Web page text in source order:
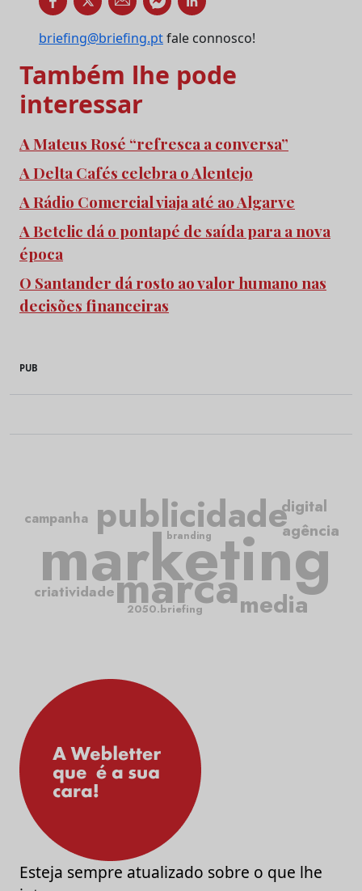
briefing@briefing.ptfale connosco!
Também lhe pode
interessar
A Mateus Rosé “refresca a conversa”
A Delta Cafés celebra o Alentejo
A Rádio Comercial viaja até ao Algarve
A Betclic dá o pontapé de saída para a nova
época
O Santander dá rosto ao valor humano nas
decisões financeiras
PUB
marketing
publicidade
marca
criatividade
campanha
media
agência
digital
2050.briefing
branding
Esteja sempre atualizado sobre o que lhe